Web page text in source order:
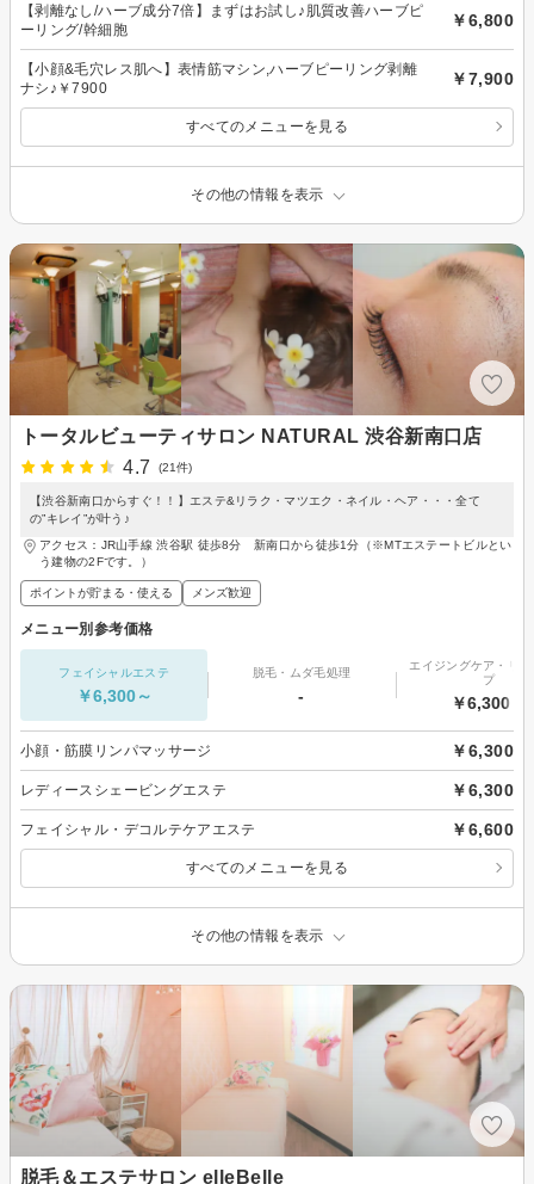
【剥離なし/ハーブ成分7倍】まずはお試し♪肌質改善ハーブピ
ーリング/幹細胞
￥6,800
【小顔&毛穴レス肌へ】表情筋マシン,ハーブピーリング剥離
ナシ♪￥7900
￥7,900
すべてのメニューを見る
その他の情報を表示
トータルビューティサロン NATURAL 渋谷新南口店
4.7
(21件)
【渋谷新南口からすぐ！！】エステ&リラク・マツエク・ネイル・ヘア・・・全て
の”キレイ”が叶う♪
アクセス：JR山手線 渋谷駅 徒歩8分 新南口から徒歩1分（※MTエステートビルとい
う建物の2Fです。）
ポイントが貯まる・使える メンズ歓迎
メニュー別参考価格
フェイシャルエステ
￥6,300～
脱毛・ムダ毛処理
-
エイジングケア・リ
プ
￥6,300～
小顔・筋膜リンパマッサージ ￥6,300
レディースシェービングエステ ￥6,300
フェイシャル・デコルテケアエステ ￥6,600
すべてのメニューを見る
その他の情報を表示
脱毛＆エステサロン elleBelle